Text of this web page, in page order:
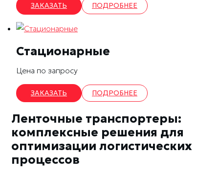
ЗАКАЗАТЬ ПОДРОБНЕЕ
Стационарные
Цена по запросу
ЗАКАЗАТЬ ПОДРОБНЕЕ
Ленточные транспортеры:
комплексные решения для
оптимизации логистических
процессов